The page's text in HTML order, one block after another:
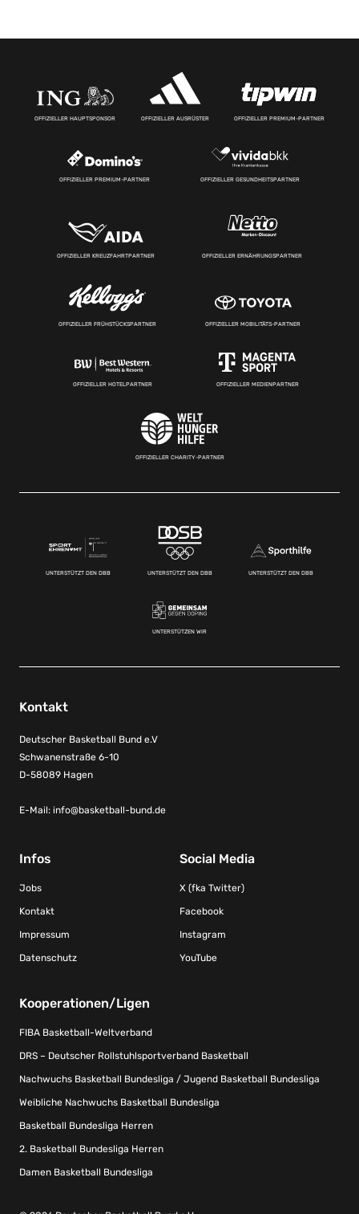
OFFIZIELLER HAUPTSPONSOR OFFIZIELLER AUSRÜSTER OFFIZIELLER PREMIUM-PARTNER
OFFIZIELLER PREMIUM-PARTNER OFFIZIELLER GESUNDHEITSPARTNER
OFFIZIELLER KREUZFAHRTPARTNER OFFIZIELLER ERNÄHRUNGSPARTNER
OFFIZIELLER FRÜHSTÜCKSPARTNER OFFIZIELLER MOBILITÄTS-PARTNER
OFFIZIELLER HOTELPARTNER OFFIZIELLER MEDIENPARTNER
OFFIZIELLER CHARITY-PARTNER
UNTERSTÜTZT DEN DBB UNTERSTÜTZT DEN DBB UNTERSTÜTZT DEN DBB
UNTERSTÜTZEN WIR
Kontakt
Deutscher Basketball Bund e.V
Schwanenstraße 6-10
D-58089 Hagen
E-Mail: info@basketball-bund.de
Infos
Jobs
Kontakt
Impressum
Datenschutz
Social Media
X (fka Twitter)
Facebook
Instagram
YouTube
Kooperationen/Ligen
FIBA Basketball-Weltverband
DRS – Deutscher Rollstuhlsportverband Basketball
Nachwuchs Basketball Bundesliga / Jugend Basketball Bundesliga
Weibliche Nachwuchs Basketball Bundesliga
Basketball Bundesliga Herren
2. Basketball Bundesliga Herren
Damen Basketball Bundesliga